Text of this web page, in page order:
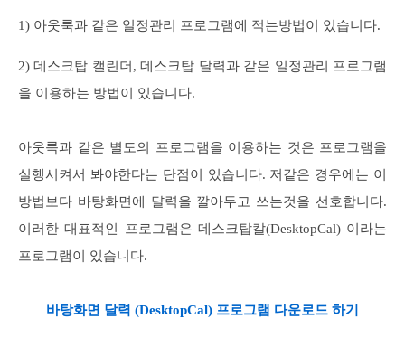
1) 아웃룩과 같은 일정관리 프로그램에 적는방법이 있습니다.
2) 데스크탑 캘린더, 데스크탑 달력과 같은 일정관리 프로그램
을 이용하는 방법이 있습니다.
아웃룩과 같은 별도의 프로그램을 이용하는 것은 프로그램을
실행시켜서 봐야한다는 단점이 있습니다. 저같은 경우에는 이
방법보다 바탕화면에 댤력을 깔아두고 쓰는것을 선호합니다.
이러한 대표적인 프로그램은 데스크탑칼(DesktopCal) 이라는
프로그램이 있습니다.
바탕화면 달력 (DesktopCal) 프로그램 다운로드 하기